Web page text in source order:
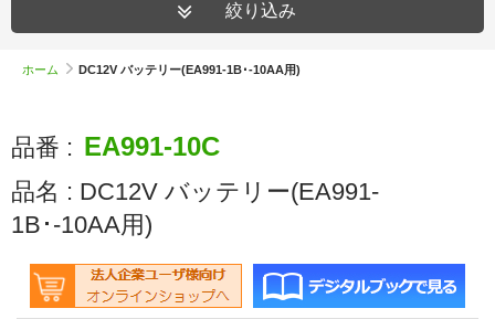
絞り込み
ホーム DC12V バッテリー(EA991-1B･-10AA用)
品番 : EA991-10C
品名 : DC12V バッテリー(EA991-
1B･-10AA用)